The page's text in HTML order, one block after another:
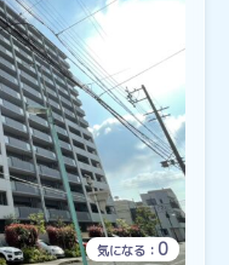
気になる： 0